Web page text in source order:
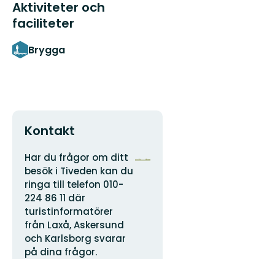
Aktiviteter och
faciliteter
Brygga
Kontakt
Adress
Har du frågor om ditt
besök i Tiveden kan du
ringa till telefon 010-
224 86 11 där
turistinformatörer
från Laxå, Askersund
och Karlsborg svarar
på dina frågor.
Organisationens